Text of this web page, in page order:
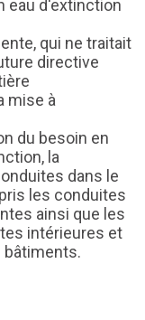
eau d'extinction
qui ne traitait
directive
mise à
du besoin en
la
dans le
les conduites
ainsi que les
intérieures et
bâtiments.